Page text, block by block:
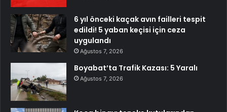
6 yıl önceki kaçak avın failleri tespit
edildi! 5 yaban keçisi için ceza
uygulandı
Ağustos 7, 2026
Boyabat’ta Trafik Kazası: 5 Yaralı
Ağustos 7, 2026